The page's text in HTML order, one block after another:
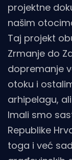
projektne
našim
Taj projekt
Zrmanje do
dopremanje
otoku i
arhipelagu,
Imali smo
Republike
toga i već